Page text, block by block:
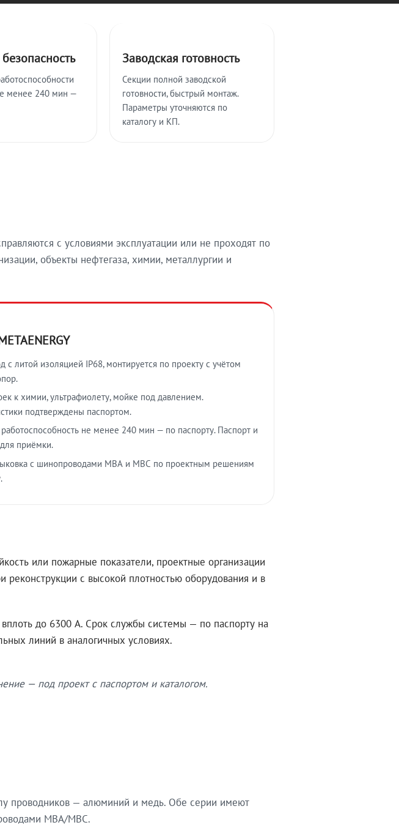
менее 240 мин —
Заводская готовность
Секции полной заводской
готовности, быстрый монтаж.
Параметры уточняются по
каталогу и КП.
с условиями эксплуатации или не проходят по
объекты нефтегаза, химии, металлургии и
с литой изоляцией IP68, монтируется по проекту с учётом
к химии, ультрафиолету, мойке под давлением.
подтверждены паспортом.
не менее 240 мин — по паспорту. Паспорт и
приёмки.
с шинопроводами МВА и МВС по проектным решениям
или пожарные показатели, проектные организации
с высокой плотностью оборудования и в
до 6300 А. Срок службы системы — по паспорту на
линий в аналогичных условиях.
— под проект с паспортом и каталогом.
проводников — алюминий и медь. Обе серии имеют
МВА/МВС.